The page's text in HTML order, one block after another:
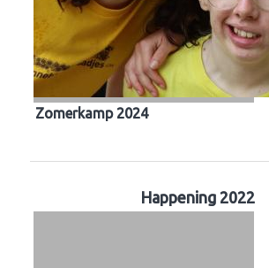
Zomerkamp 2024
Happening 2022